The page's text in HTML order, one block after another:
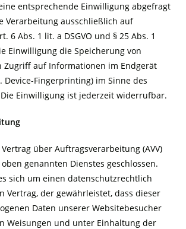
entsprechende Einwilligung abgefragt
Verarbeitung ausschließlich auf
6 Abs. 1 lit. a DSGVO und § 25 Abs. 1
Einwilligung die Speicherung von
Zugriff auf Informationen im Endgerät
Device-Fingerprinting) im Sinne des
Die Einwilligung ist jederzeit widerrufbar.
über Auftragsverarbeitung (AVV)
genannten Dienstes geschlossen.
sich um einen datenschutzrechtlich
Vertrag, der gewährleistet, dass dieser
Daten unserer Websitebesucher
Weisungen und unter Einhaltung der